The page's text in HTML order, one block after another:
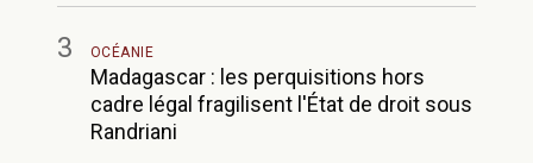
3 OCÉANIE
Madagascar : les perquisitions hors
cadre légal fragilisent l'État de droit sous
Randriani